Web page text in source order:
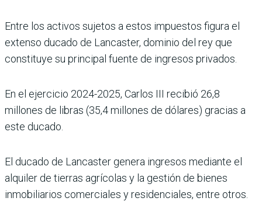
Entre los activos sujetos a estos impuestos figura el
extenso ducado de Lancaster, dominio del rey que
constituye su principal fuente de ingresos privados.
En el ejercicio 2024-2025, Carlos III recibió 26,8
millones de libras (35,4 millones de dólares) gracias a
este ducado.
El ducado de Lancaster genera ingresos mediante el
alquiler de tierras agrícolas y la gestión de bienes
inmobiliarios comerciales y residenciales, entre otros.